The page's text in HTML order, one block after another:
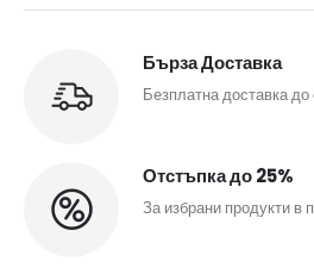
Бърза Доставка
Безплатна доставка
Отстъпка до 25%
За избрани продукти в